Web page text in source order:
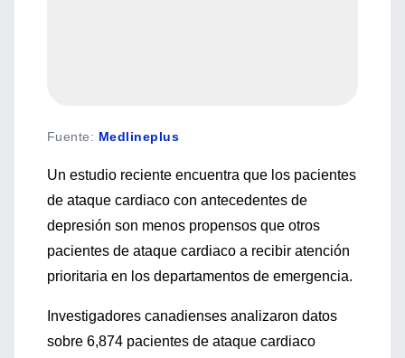
Fuente: Medlineplus
Un estudio reciente encuentra que los pacientes
de ataque cardiaco con antecedentes de
depresión son menos propensos que otros
pacientes de ataque cardiaco a recibir atención
prioritaria en los departamentos de emergencia.
Investigadores canadienses analizaron datos
sobre 6,874 pacientes de ataque cardiaco